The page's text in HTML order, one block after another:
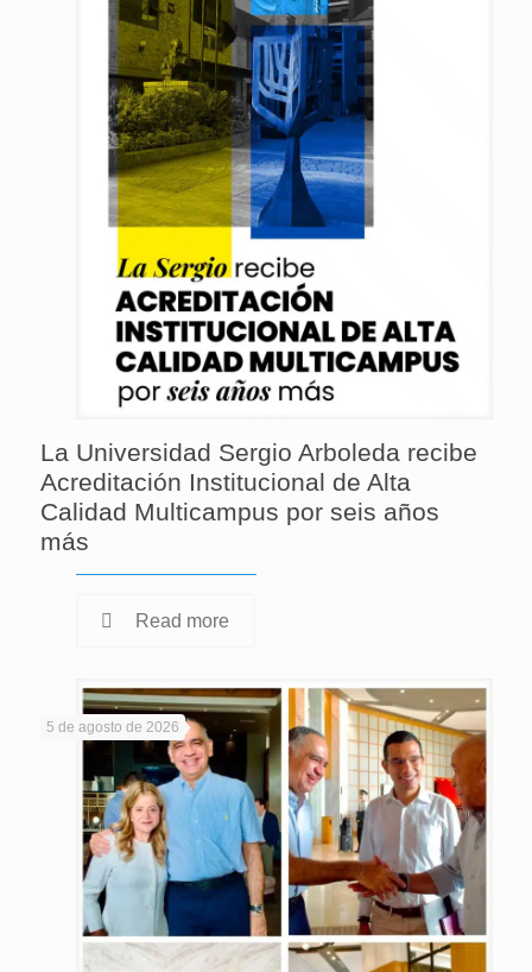
La Universidad Sergio Arboleda recibe
Acreditación Institucional de Alta
Calidad Multicampus por seis años
más
Read more
5 de agosto de 2026